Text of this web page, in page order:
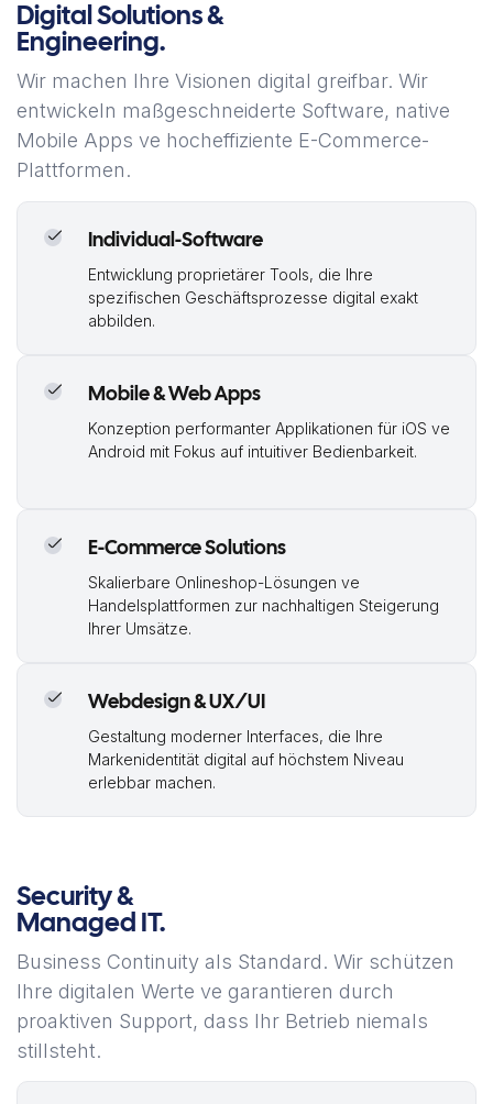
Digital Solutions &
Engineering.
Wir machen Ihre Visionen digital greifbar. Wir
entwickeln maßgeschneiderte Software, native
Mobile Apps ve hocheffiziente E-Commerce-
Plattformen.
Individual-Software
Entwicklung proprietärer Tools, die Ihre
spezifischen Geschäftsprozesse digital exakt
abbilden.
Mobile & Web Apps
Konzeption performanter Applikationen für iOS ve
Android mit Fokus auf intuitiver Bedienbarkeit.
E-Commerce Solutions
Skalierbare Onlineshop-Lösungen ve
Handelsplattformen zur nachhaltigen Steigerung
Ihrer Umsätze.
Webdesign & UX/UI
Gestaltung moderner Interfaces, die Ihre
Markenidentität digital auf höchstem Niveau
erlebbar machen.
Security &
Managed IT.
Business Continuity als Standard. Wir schützen
Ihre digitalen Werte ve garantieren durch
proaktiven Support, dass Ihr Betrieb niemals
stillsteht.